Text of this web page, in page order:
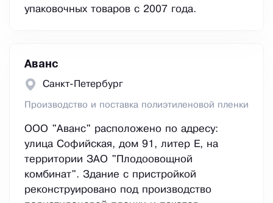
упаковочных товаров с 2007 года.
Аванс
Санкт-Петербург
Производство и поставка полиэтиленовой пленки
ООО "Аванс" расположено по адресу:
улица Софийская, дом 91, литер Е, на
территории ЗАО "Плодоовощной
комбинат". Здание с пристройкой
реконструировано под производство